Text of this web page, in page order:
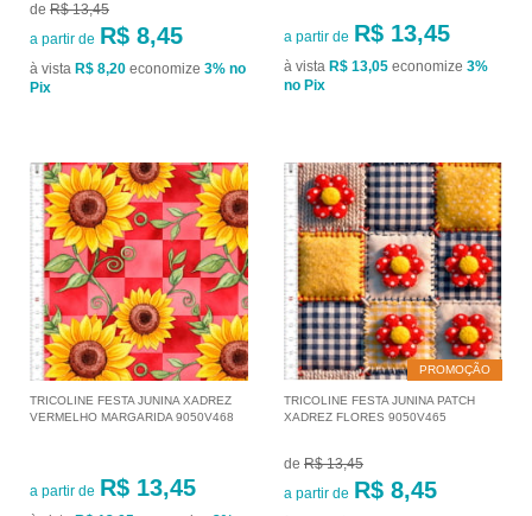
de R$ 13,45
a partir de R$ 8,45
à vista R$ 8,20 economize 3% no
Pix
a partir de R$ 13,45
à vista R$ 13,05 economize 3%
no Pix
TRICOLINE FESTA JUNINA XADREZ
VERMELHO MARGARIDA 9050V468
a partir de R$ 13,45
PROMOÇÃO
TRICOLINE FESTA JUNINA PATCH
XADREZ FLORES 9050V465
de R$ 13,45
a partir de R$ 8,45